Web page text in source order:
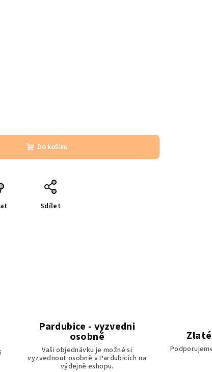
Do košíku
Sdílet
Pardubice - vyzvedni
osobně
Vaši objednávku je možné si
vyzvednout osobně v Pardubicích na
výdejně eshopu.